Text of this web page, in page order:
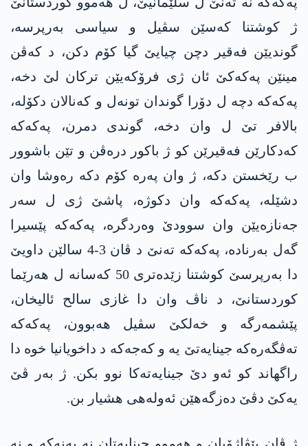
ژ کوشتنا کەسێن سڤیل و سیاسی بەرپرسە،
گوندیێن فەقیر دچن چیایێ گیا کۆم دکن، د کەڤن
مینێن په‌كه‌كێ ئان ژی فرۆکەیێن ترکان لێ دخە،
په‌كه‌كە دچە ل دۆرا گوندان تونەل و که‌نالان دکۆلە،
بالافر تێ ل وان دخە، گوندی دمرن، په‌كه‌كە
کەدکارێن فەقیرێن کو ژ باکور درەڤن و تێن باشوور
ب رێخستن دکە، ژ وان پەرە کۆم دکە رەوشا وان
دشێلە، په‌كه‌كە وان دکوژە، پاشێ ژی ل سەر
جەنازەیێن وان سوودێ وەردگرە، په‌كه‌كە پێسیرا
گەل بەرنادە، په‌كه‌كە تەنێ د ڤان 3-4 سالێن داویێ
دا بەرپرسێ کوشتنا زێدەتری 50 کەسانه‌ ل هەرێما
کوردستانێ، د ناڤ وان دا غازی سالح ئالیخان،
پێشمەرگە و خەلکێ سڤیل هەبوون، په‌كه‌كە
تەڤگەرەکە جینایەتێ یە و كه‌جه‌كە د داخویانیا خوە دا
راگهاند کو ئەو دێ جینایەتەکا نوو بکن. ژ بەر ڤێ
یەکێ دڤێ دەزگەهێن ئەولەهی هشیار بن.